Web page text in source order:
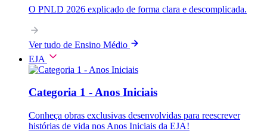
O PNLD 2026 explicado de forma clara e descomplicada.
Ver tudo de Ensino Médio
EJA
Categoria 1 - Anos Iniciais
Conheça obras exclusivas desenvolvidas para reescrever
histórias de vida nos Anos Iniciais da EJA!